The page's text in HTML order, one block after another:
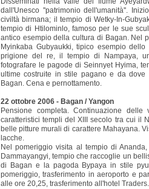
dall'Unesco ''patrimonio dell'umanità''.
civiltà birmana; il tempio di Wetky-In-
tempio di Htilominlo, famoso per le sue
antico esempio della cultura di Bagan. Nel
Myinkaba Gubyaukki, tipico esempio
prigione del re, il tempio di Nampaya,
fotografare le pagode di Seinnyet Hyima,
ultime costruite in stile pagano e da
Bagan. Cena e pernottamento.
22 ottobre 2006 - Bagan / Yangon
Pensione completa. Continuazione
caratteristici templi del XIII secolo tra cui il
belle pitture murali di carattere Mahayana.
lacche.
Nel pomeriggio visita al tempio di
Dammayangyi, tempio che raccoglie un
di Bagan e la pagoda Bypaya in stile
pomeriggio, trasferimento in aeroporto e
alle ore 20,25, trasferimento all'hotel